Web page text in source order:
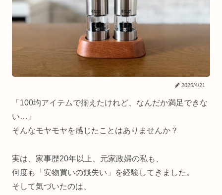
2025/4/21
「100均アイテムで揃えたけれど、なんだか満足できな
い…」
そんなモヤモヤを感じたことはありませんか？
実は、家事歴20年以上、元家政婦の私も、
何度も「安物買いの銭失い」を経験してきました。
そして気づいたのは、